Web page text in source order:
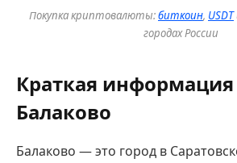
Покупка криптовалюты:биткоин, USDT
городах России
Краткая информация
Балаково
Балаково — это город в